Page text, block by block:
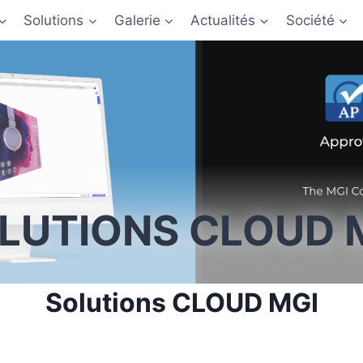
Solutions Galerie Actualités Société
CLOUD
Solutions CLOUD MGI